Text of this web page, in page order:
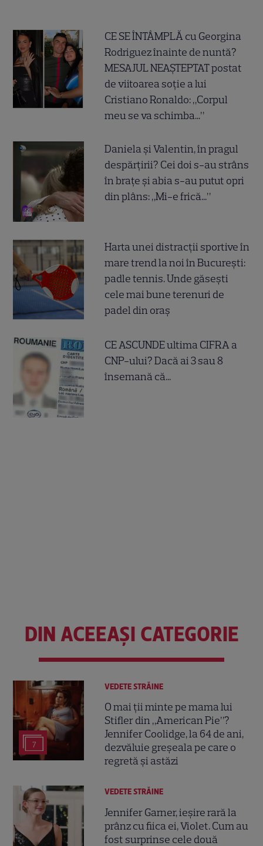
CE SE ÎNTÂMPLĂ cu Georgina
Rodriguez înainte de nuntă?
MESAJUL NEAȘTEPTAT postat
de viitoarea soție a lui
Cristiano Ronaldo: „Corpul
meu se va schimba...”
Daniela și Valentin, în pragul
despărțirii? Cei doi s-au strâns
în brațe și abia s-au putut opri
din plâns: „Mi-e frică...”
Harta unei distracții sportive în
mare trend la noi în București:
padle tennis. Unde găsești
cele mai bune terenuri de
padel din oraș
CE ASCUNDE ultima CIFRA a
CNP-ului? Dacă ai 3 sau 8
însemană că...
DIN ACEEAȘI CATEGORIE
7
VEDETE STRĂINE
O mai ții minte pe mama lui
Stifler din „American Pie”?
Jennifer Coolidge, la 64 de ani,
dezvăluie greșeala pe care o
regretă și astăzi
VEDETE STRĂINE
Jennifer Garner, ieșire rară la
prânz cu fiica ei, Violet. Cum au
fost surprinse cele două